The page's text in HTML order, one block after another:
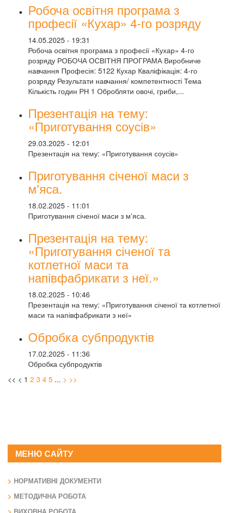
Робоча освітня програма з
професії «Кухар» 4-го розряду
14.05.2025 - 19:31
Робоча освітня програма з професії «Кухар» 4-го
розряду РОБОЧА ОСВІТНЯ ПРОГРАМА Виробниче
навчання Професія: 5122 Кухар Кваліфікація: 4-го
розряду Результати навчання/ компетентності Тема
Кількість годин РН 1 Обробляти овочі, гриби,...
Презентація на тему:
«Приготування соусів»
29.03.2025 - 12:01
Презентація на тему: «Приготування соусів»
Приготування січеної маси з
м'яса.
18.02.2025 - 11:01
Приготування січеної маси з м'яса.
Презентація на тему:
«Приготування січеної та
котлетної маси та
напівфабрикати з неї.»
18.02.2025 - 10:46
Презентація на тему: «Приготування січеної та котлетної
маси та напівфабрикати з неї»
Обробка субпродуктів
17.02.2025 - 11:36
Обробка субпродуктів
<< < 1 2 3 4 5 ... > >>
МЕНЮ САЙТУ
НОРМАТИВНІ ДОКУМЕНТИ
МЕТОДИЧНА РОБОТА